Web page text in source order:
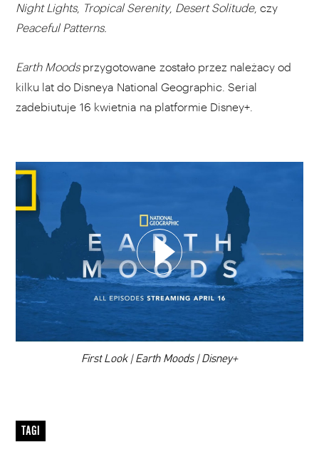
Night Lights, Tropical Serenity, Desert Solitude, czy
Peaceful Patterns.
Earth Moodsprzygotowane zostało przez należacy od
kilku lat do Disneya National Geographic. Serial
zadebiutuje 16 kwietnia na platformie Disney+.
00:00First Look | Earth Moods | Disney+
WYBIERZ SWOJĄ PLAYLISTĘ
DODAJ TEN FILM DO PLAYLISTY
TAGI